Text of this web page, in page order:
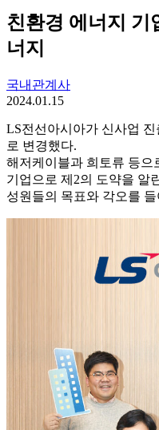
친환경 에너지 기
너지
국내관계사
2024.01.15
LS전선아시아가 신사업
로 변경했다.
해저케이블과 희토류 등으
기업으로 제2의 도약을 알
성원들의 목표와 각오를